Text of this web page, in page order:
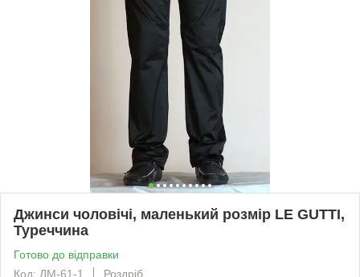
Джинси чоловічі, маленький розмір LE GUTTI,
Туреччина
Готово до відправки
Код: ДМ-61-1
Роздріб